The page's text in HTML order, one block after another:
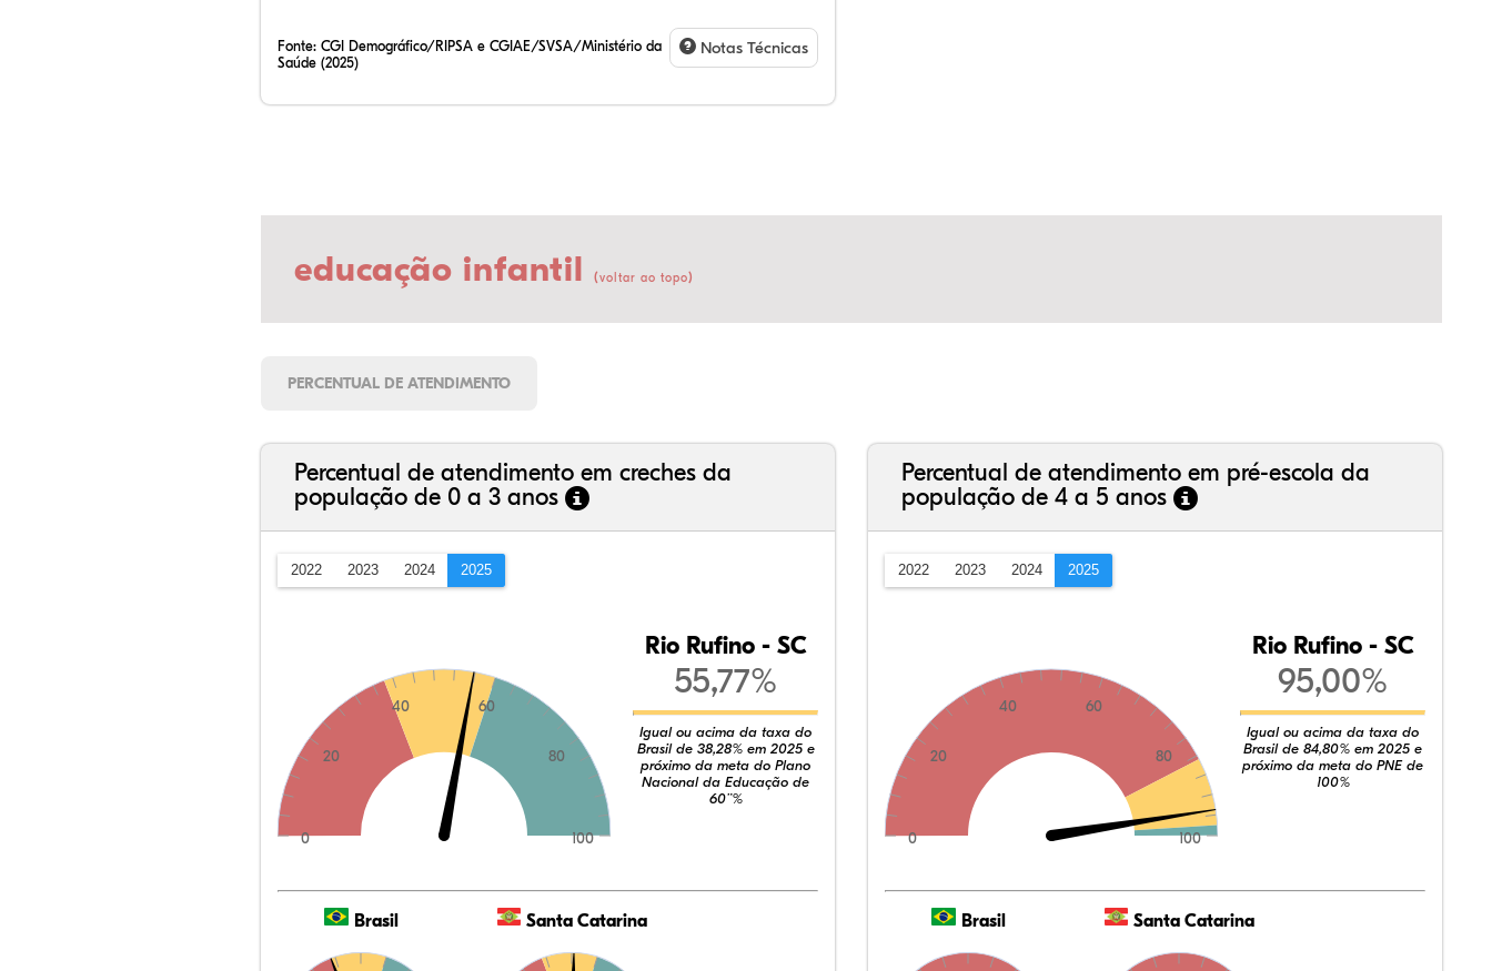
Fonte: CGI Demográfico/RIPSA e CGIAE/SVSA/Ministério da
Saúde (2025)
Notas Técnicas
educação infantil (voltar ao topo)
PERCENTUAL DE ATENDIMENTO
Percentual de atendimento em creches da
população de 0 a 3 anos
2022 2023 2024 2025
0
20
40 60
80
100
Rio Rufino - SC
55,77%
Igual ou acima da taxa do
Brasil de 38,28% em 2025 e
próximo da meta do Plano
Nacional da Educação de
60¨%
Brasil Santa Catarina
Percentual de atendimento em pré-escola da
população de 4 a 5 anos
2022 2023 2024 2025
0
20
40 60
80
100
Rio Rufino - SC
95,00%
Igual ou acima da taxa do
Brasil de 84,80% em 2025 e
próximo da meta do PNE de
100%
Brasil Santa Catarina